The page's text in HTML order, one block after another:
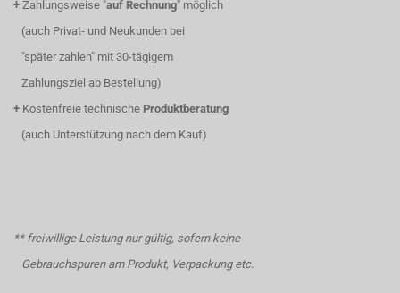
+ Zahlungsweise "auf Rechnung" möglich
(auch Privat- und Neukunden bei
"später zahlen" mit 30-tägigem
Zahlungsziel ab Bestellung)
+ Kostenfreie technische Produktberatung
(auch Unterstützung nach dem Kauf)
** freiwillige Leistung nur gültig, sofern keine
Gebrauchspuren am Produkt, Verpackung etc.